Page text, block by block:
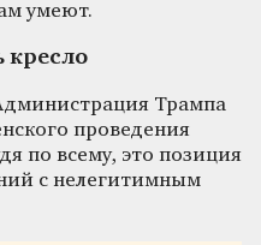
умеют.
кресло
Трампа
проведения
по всему, это позиция
с нелегитимным